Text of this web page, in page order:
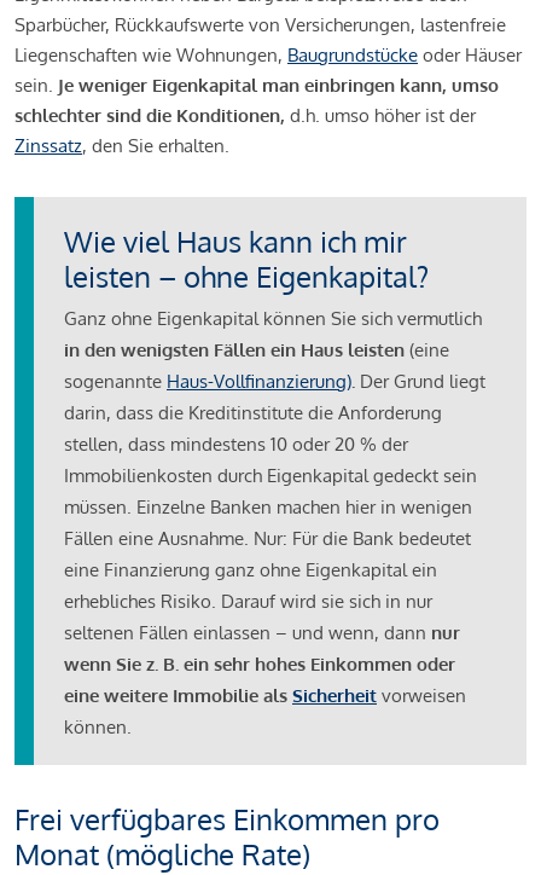
Sparbücher, Rückkaufswerte von Versicherungen, lastenfreie
Liegenschaften wie Wohnungen, Baugrundstücke oder Häuser
sein. Je weniger Eigenkapital man einbringen kann, umso
schlechter sind die Konditionen, d.h. umso höher ist der
Zinssatz, den Sie erhalten.
Wie viel Haus kann ich mir
leisten – ohne Eigenkapital?
Ganz ohne Eigenkapital können Sie sich vermutlich
in den wenigsten Fällen ein Haus leisten (eine
sogenannte Haus-Vollfinanzierung). Der Grund liegt
darin, dass die Kreditinstitute die Anforderung
stellen, dass mindestens 10 oder 20 % der
Immobilienkosten durch Eigenkapital gedeckt sein
müssen. Einzelne Banken machen hier in wenigen
Fällen eine Ausnahme. Nur: Für die Bank bedeutet
eine Finanzierung ganz ohne Eigenkapital ein
erhebliches Risiko. Darauf wird sie sich in nur
seltenen Fällen einlassen – und wenn, dann nur
wenn Sie z. B. ein sehr hohes Einkommen oder
eine weitere Immobilie als Sicherheit vorweisen
können.
Frei verfügbares Einkommen pro
Monat (mögliche Rate)